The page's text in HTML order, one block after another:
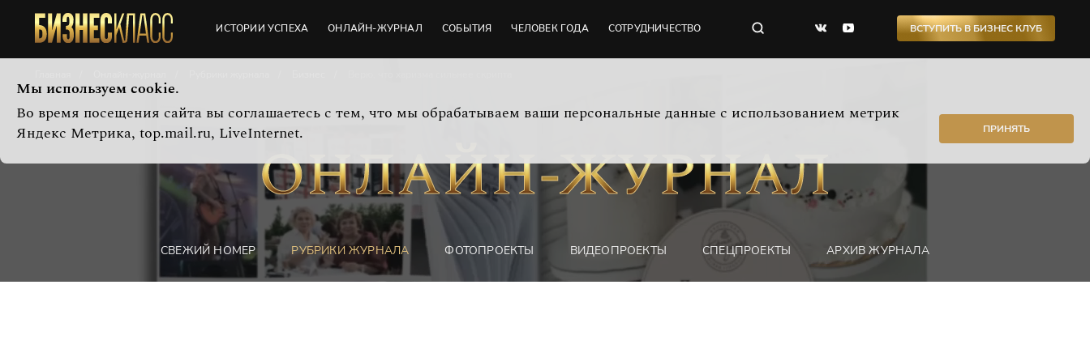
ИСТОРИИ УСПЕХА ОНЛАЙН-ЖУРНАЛ СОБЫТИЯ ЧЕЛОВЕК ГОДА СОТРУДНИЧЕСТВО ВСТУПИТЬ В БИЗНЕС КЛУБ
СВЕЖИЙ НОМЕР РУБРИКИ ЖУРНАЛА ФОТОПРОЕКТЫ ВИДЕОПРОЕКТЫ СПЕЦПРОЕКТЫ АРХИВ ЖУРНАЛА
Мы используем cookie.
Во время посещения сайта вы соглашаетесь с тем, что мы обрабатываем ваши персональные данные с использованием метрик
Яндекс Метрика, top.mail.ru, LiveInternet.
ПРИНЯТЬ